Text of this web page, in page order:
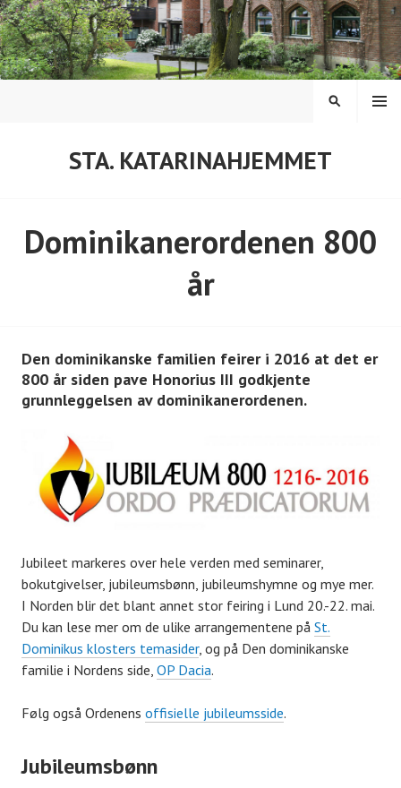
Hopp
til
innhold
STA. KATARINAHJEMMET
MENY
SØK
Dominikanerordenen 800
år
Den dominikanske familien feirer i 2016 at det er
800 år siden pave Honorius III godkjente
grunnleggelsen av dominikanerordenen.
Jubileet markeres over hele verden med seminarer,
bokutgivelser, jubileumsbønn, jubileumshymne og mye mer.
I Norden blir det blant annet stor feiring i Lund 20.-22. mai.
Du kan lese mer om de ulike arrangementene på St.
Dominikus klosters temasider, og på Den dominikanske
familie i Nordens side, OP Dacia.
Følg også Ordenens offisielle jubileumsside.
Jubileumsbønn